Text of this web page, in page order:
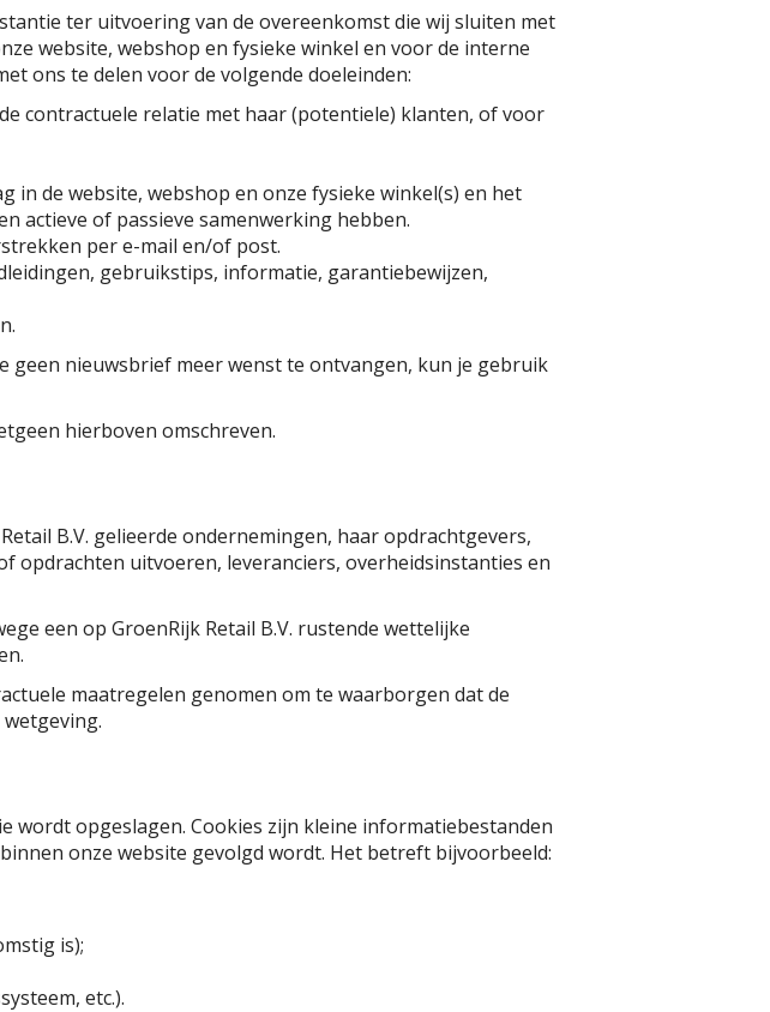
ter uitvoering van de overeenkomst die wij sluiten met
website, webshop en fysieke winkel en voor de interne
ons te delen voor de volgende doeleinden:
contractuele relatie met haar (potentiele) klanten, of voor
de website, webshop en onze fysieke winkel(s) en het
actieve of passieve samenwerking hebben.
per e-mail en/of post.
gebruikstips, informatie, garantiebewijzen,
geen nieuwsbrief meer wenst te ontvangen, kun je gebruik
hierboven omschreven.
B.V. gelieerde ondernemingen, haar opdrachtgevers,
opdrachten uitvoeren, leveranciers, overheidsinstanties en
een op GroenRijk Retail B.V. rustende wettelijke
maatregelen genomen om te waarborgen dat de
wordt opgeslagen. Cookies zijn kleine informatiebestanden
onze website gevolgd wordt. Het betreft bijvoorbeeld:
is);
etc.).